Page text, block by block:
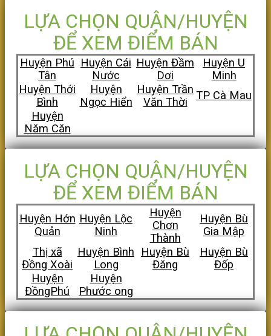
LỰA CHỌN QUẬN/HUYỆN
ĐỂ XEM ĐIỂM BÁN
Huyện Phú
Tân
Huyện Cái
Nước
Huyện Đầm
Dơi
Huyện U
Minh
Huyện Thới
Bình
Huyện
Ngọc Hiển
Huyện Trần
Văn Thời
TP Cà Mau
Huyện
Năm Căn
LỰA CHỌN QUẬN/HUYỆN
ĐỂ XEM ĐIỂM BÁN
Huyện Hớn
Quản
Huyện Lộc
Ninh
Huyện
Chơn
Thành
Huyện Bù
Gia Mập
Thị xã
Đồng Xoài
Huyện Bình
Long
Huyện Bù
Đăng
Huyện Bù
Đốp
Huyện
ĐồngPhú
Huyện
Phước ong